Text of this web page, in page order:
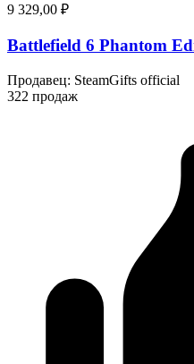
9 329,00 ₽
Battlefield 6 Phantom
Продавец: SteamGifts official
322 продаж